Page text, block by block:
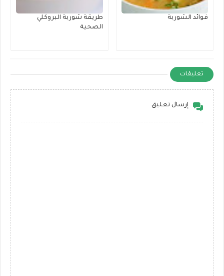
فوائد الشوربة
طريقة شوربة البروكلي
الصحية
تعليقات
إرسال تعليق